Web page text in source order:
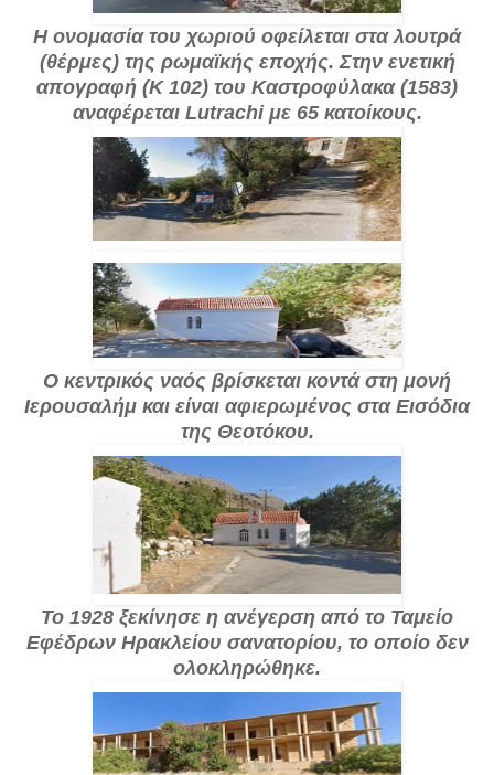
Η ονομασία του χωριού οφείλεται στα λουτρά
(θέρμες) της ρωμαϊκής εποχής. Στην ενετική
απογραφή (Κ 102) του Καστροφύλακα (1583)
αναφέρεται Lutrachi με 65 κατοίκους.
Ο κεντρικός ναός βρίσκεται κοντά στη μονή
Ιερουσαλήμ και είναι αφιερωμένος στα Εισόδια
της Θεοτόκου.
Το 1928 ξεκίνησε η ανέγερση από το Ταμείο
Εφέδρων Ηρακλείου σανατορίου, το οποίο δεν
ολοκληρώθηκε.